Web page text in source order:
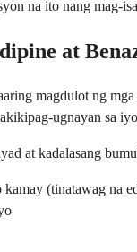
na ito nang mag-
at
magdulot ng
ugnayan sa
at kadalasang
(tinatawag na